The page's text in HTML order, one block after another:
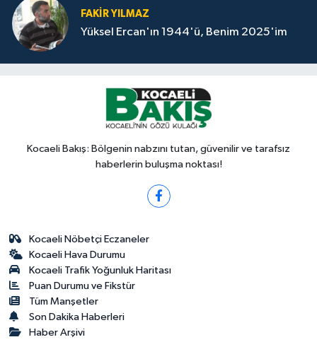
FAKİR YILMAZ
Yüksel Ercan'ın 1944'ü, Benim 2025'im
Kocaeli Bakış: Bölgenin nabzını tutan, güvenilir ve tarafsız
haberlerin buluşma noktası!
Kocaeli Nöbetçi Eczaneler
Kocaeli Hava Durumu
Kocaeli Trafik Yoğunluk Haritası
Puan Durumu ve Fikstür
Tüm Manşetler
Son Dakika Haberleri
Haber Arşivi